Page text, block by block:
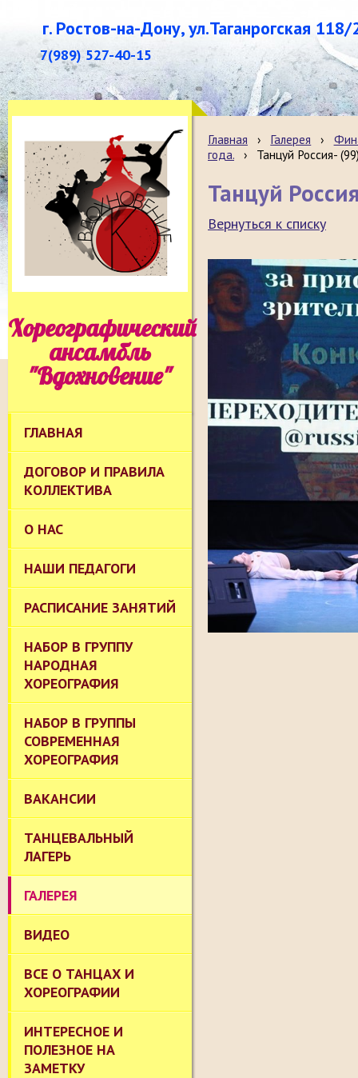
г. Ростов-на-Дону, ул.Таганрогская 118/
7(989) 527-40-15
Хореографический
ансамбль
"Вдохновение"
ГЛАВНАЯ
ДОГОВОР И ПРАВИЛА
КОЛЛЕКТИВА
О НАС
НАШИ ПЕДАГОГИ
РАСПИСАНИЕ ЗАНЯТИЙ
НАБОР В ГРУППУ
НАРОДНАЯ
ХОРЕОГРАФИЯ
НАБОР В ГРУППЫ
СОВРЕМЕННАЯ
ХОРЕОГРАФИЯ
ВАКАНСИИ
ТАНЦЕВАЛЬНЫЙ
ЛАГЕРЬ
ГАЛЕРЕЯ
ВИДЕО
ВСЕ О ТАНЦАХ И
ХОРЕОГРАФИИ
ИНТЕРЕСНОЕ И
ПОЛЕЗНОЕ НА
ЗАМЕТКУ
Главная › Галерея ›
года. › Танцуй Россия-
Танцуй
Вернуться к списку